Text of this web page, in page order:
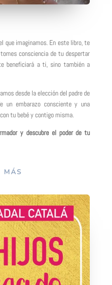
que imaginamos. En este libro, te
consciencia de tu despertar
beneficiará a ti, sino también a
desde la elección del padre de
un embarazo consciente y una
tu bebé y contigo misma.
y descubre el poder de tu
MÁS